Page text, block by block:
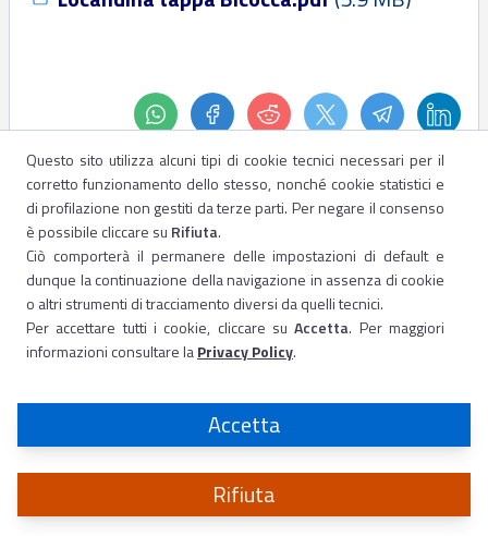
Questo sito utilizza alcuni tipi di cookie tecnici necessari per il
corretto funzionamento dello stesso, nonché cookie statistici e
di profilazione non gestiti da terze parti. Per negare il consenso
è possibile cliccare su Rifiuta.
Ciò comporterà il permanere delle impostazioni di default e
dunque la continuazione della navigazione in assenza di cookie
o altri strumenti di tracciamento diversi da quelli tecnici.
Per accettare tutti i cookie, cliccare suAccetta. Per maggiori
informazioni consultare laPrivacy Policy.
Accetta
Rifiuta